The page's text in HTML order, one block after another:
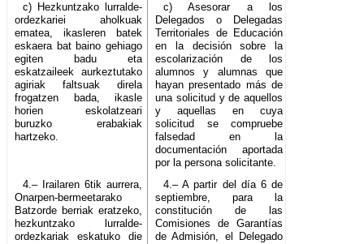
c) Hezkuntzako lurralde-
ordezkariei aholkuak
ematea, ikasleren batek
eskaera bat baino gehiago
egiten badu eta
eskatzaileek aurkeztutako
agiriak faltsuak direla
frogatzen bada, ikasle
horien eskolatzeari
buruzko erabakiak
hartzeko.
c) Asesorar a los
Delegados o Delegadas
Territoriales de Educación
en la decisión sobre la
escolarización de los
alumnos y alumnas que
hayan presentado más de
una solicitud y de aquellos
y aquellas en cuya
solicitud se compruebe
falsedad en la
documentación aportada
por la persona solicitante.
4.– Irailaren 6tik aurrera,
Onarpen-bermeetarako
Batzorde berriak eratzeko,
hezkuntzako lurralde-
ordezkariak eskatuko die
4.– A partir del día 6 de
septiembre, para la
constitución de las
Comisiones de Garantías
de Admisión, el Delegado